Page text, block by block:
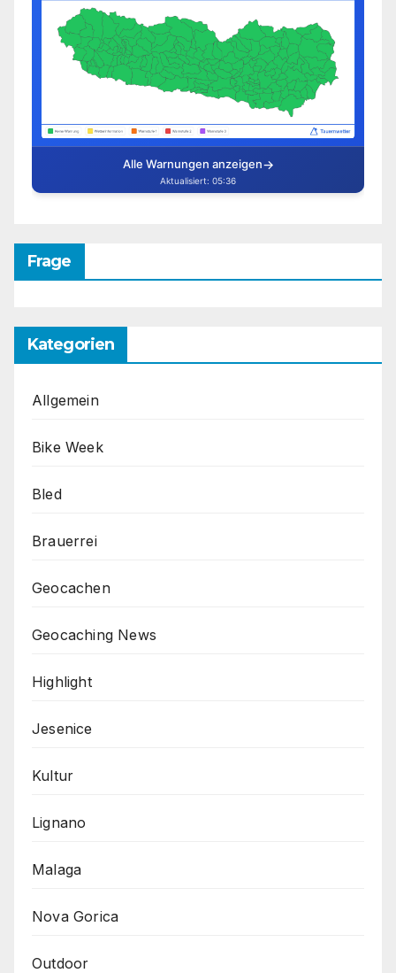
Frage
Kategorien
Allgemein
Bike Week
Bled
Brauerrei
Geocachen
Geocaching News
Highlight
Jesenice
Kultur
Lignano
Malaga
Nova Gorica
Outdoor